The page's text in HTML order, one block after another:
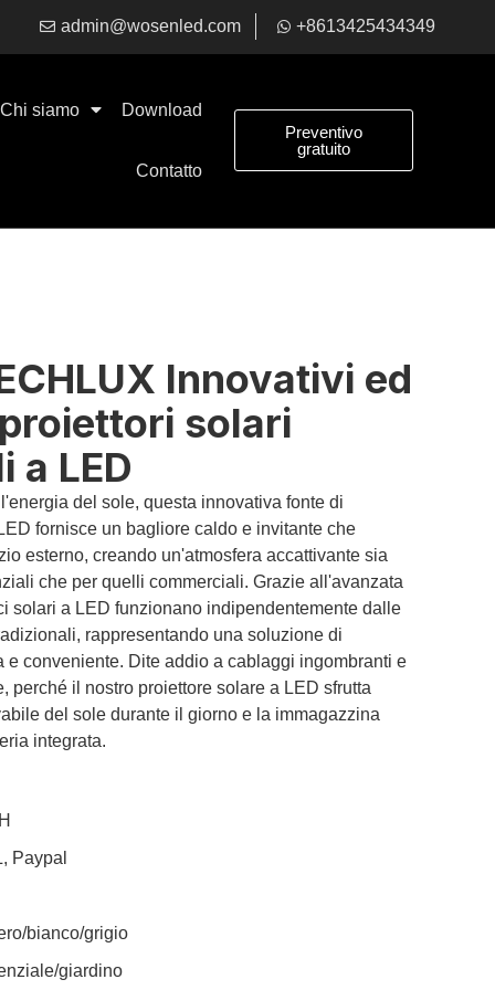
admin@wosenled.com +8613425434349
Chi siamo Download
Contatto
Preventivo
gratuito
Innovativi ed
solari
a LED
del sole, questa innovativa fonte di
fornisce un bagliore caldo e invitante che
esterno, creando un'atmosfera accattivante sia
che per quelli commerciali. Grazie all'avanzata
solari a LED funzionano indipendentemente dalle
rappresentando una soluzione di
conveniente. Dite addio a cablaggi ingombranti e
perché il nostro proiettore solare a LED sfrutta
del sole durante il giorno e la immagazzina
integrata.
Paypal
bianco/grigio
giardino